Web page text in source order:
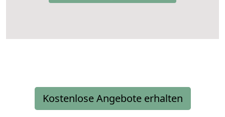
Kostenlose Angebote erhalten